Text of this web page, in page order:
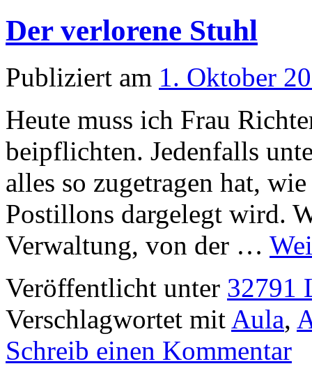
Der verlorene Stuhl
Publiziert am 1. Oktober
Heute muss ich Frau
beipflichten. Jedenfalls
alles so zugetragen hat,
Postillons dargelegt wird.
Verwaltung, von der …
Veröffentlicht unter 32791
Verschlagwortet mit Aula,
Schreib einen Kommentar